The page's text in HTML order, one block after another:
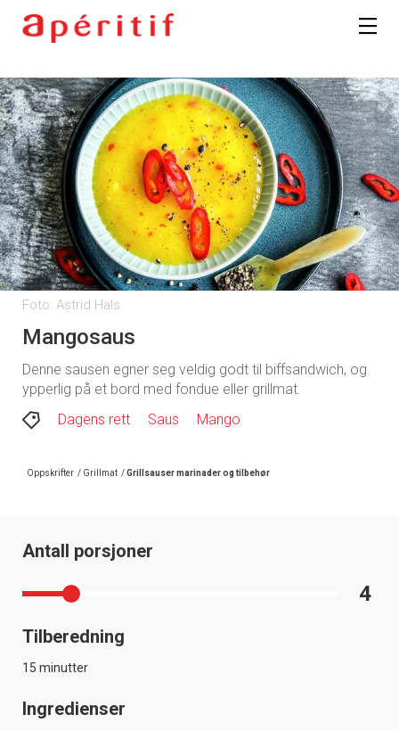
Registrer deg
Foto: Astrid Hals
Mangosaus
Denne sausen egner seg veldig godt til biffsandwich, og
ypperlig på et bord med fondue eller grillmat.
Dagens rett
Saus Mango
Oppskrifter / Grillmat /Grillsauser marinader og tilbehør
Antall porsjoner
4
Tilberedning
15 minutter
Ingredienser